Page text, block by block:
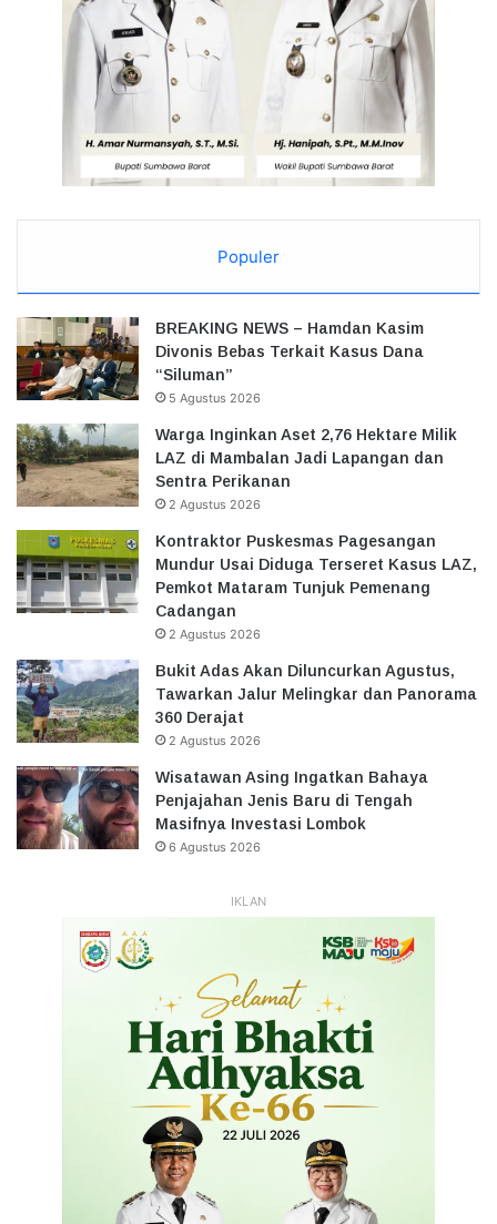
Populer
BREAKING NEWS – Hamdan Kasim
Divonis Bebas Terkait Kasus Dana
“Siluman”
5 Agustus 2026
Warga Inginkan Aset 2,76 Hektare Milik
LAZ di Mambalan Jadi Lapangan dan
Sentra Perikanan
2 Agustus 2026
Kontraktor Puskesmas Pagesangan
Mundur Usai Diduga Terseret Kasus LAZ,
Pemkot Mataram Tunjuk Pemenang
Cadangan
2 Agustus 2026
Bukit Adas Akan Diluncurkan Agustus,
Tawarkan Jalur Melingkar dan Panorama
360 Derajat
2 Agustus 2026
Wisatawan Asing Ingatkan Bahaya
Penjajahan Jenis Baru di Tengah
Masifnya Investasi Lombok
6 Agustus 2026
IKLAN